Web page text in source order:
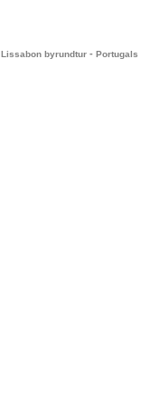
Lissabon byrundtur - Portugals